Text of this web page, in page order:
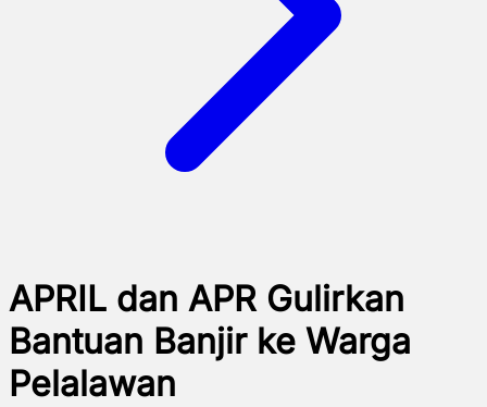
APRIL dan APR Gulirkan
Bantuan Banjir ke Warga
Pelalawan